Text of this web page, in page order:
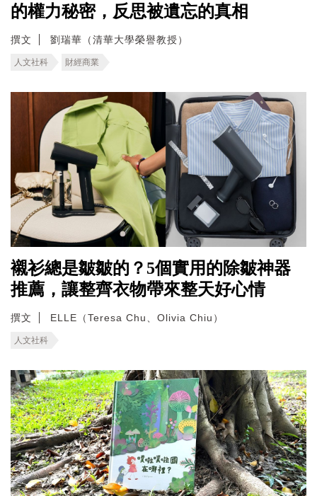
的權力秘密，反思被遺忘的真相
撰文 劉瑞華（清華大學榮譽教授）
人文社科 財經商業
襯衫總是皺皺的？5個實用的除皺神器
推薦，讓整齊衣物帶來整天好心情
撰文 ELLE（Teresa Chu、Olivia Chiu）
人文社科